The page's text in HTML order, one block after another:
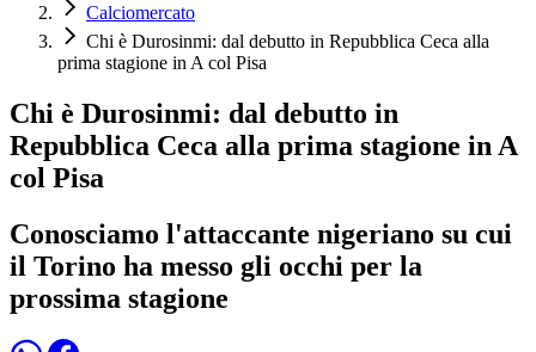
Calciomercato
Chi è Durosinmi: dal debutto in Repubblica Ceca alla
prima stagione in A col Pisa
Chi è Durosinmi: dal debutto in
Repubblica Ceca alla prima stagione in A
col Pisa
Conosciamo l'attaccante nigeriano su cui
il Torino ha messo gli occhi per la
prossima stagione